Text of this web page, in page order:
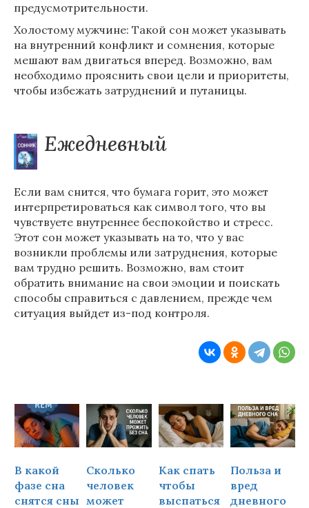
предусмотрительности.
Холостому мужчине: Такой сон может указывать
на внутренний конфликт и сомнения, которые
мешают вам двигаться вперед. Возможно, вам
необходимо прояснить свои цели и приоритеты,
чтобы избежать затруднений и путаницы.
Ежедневный
Если вам снится, что бумага горит, это может
интерпретироваться как символ того, что вы
чувствуете внутреннее беспокойство и стресс.
Этот сон может указывать на то, что у вас
возникли проблемы или затруднения, которые
вам трудно решить. Возможно, вам стоит
обратить внимание на свои эмоции и поискать
способы справиться с давлением, прежде чем
ситуация выйдет из-под контроля.
В какой
фазе сна
снятся сны
Сколько
человек
может
Как спать
чтобы
выспаться
Польза и
вред
дневного